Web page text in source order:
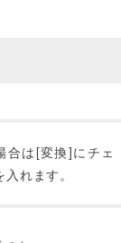
合は[変換]にチェ
入れます。